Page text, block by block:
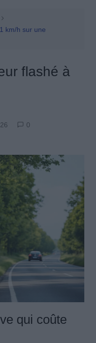
km/h sur une
flashé à
0
qui coûte